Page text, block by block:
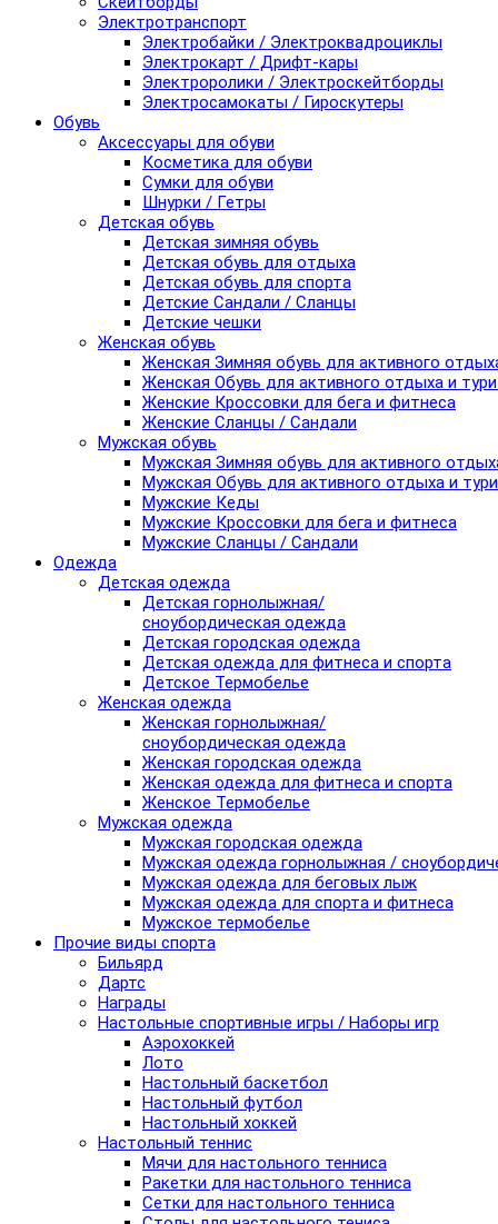
Электротранспорт
Электробайки / Электроквадроциклы
Электрокарт / Дрифт-кары
Электроролики / Электроскейтборды
Электросамокаты / Гироскутеры
Обувь
Аксессуары для обуви
Косметика для обуви
Сумки для обуви
Шнурки / Гетры
Детская обувь
Детская зимняя обувь
Детская обувь для отдыха
Детская обувь для спорта
Детские Сандали / Сланцы
Детские чешки
Женская обувь
Женская Зимняя обувь для активного
Женская Обувь для активного отдыха и
Женские Кроссовки для бега и фитнеса
Женские Сланцы / Сандали
Мужская обувь
Мужская Зимняя обувь для активного
Мужская Обувь для активного отдыха и
Мужские Кеды
Мужские Кроссовки для бега и фитнеса
Мужские Сланцы / Сандали
Одежда
Детская одежда
Детская горнолыжная/
сноубордическая одежда
Детская городская одежда
Детская одежда для фитнеса и спорта
Детское Термобелье
Женская одежда
Женская горнолыжная/
сноубордическая одежда
Женская городская одежда
Женская одежда для фитнеса и спорта
Женское Термобелье
Мужская одежда
Мужская городская одежда
Мужская одежда горнолыжная /
Мужская одежда для беговых лыж
Мужская одежда для спорта и фитнеса
Мужское термобелье
Прочие виды спорта
Бильярд
Дартс
Награды
Настольные спортивные игры / Наборы игр
Аэрохоккей
Лото
Настольный баскетбол
Настольный футбол
Настольный хоккей
Настольный теннис
Мячи для настольного тенниса
Ракетки для настольного тенниса
Сетки для настольного тенниса